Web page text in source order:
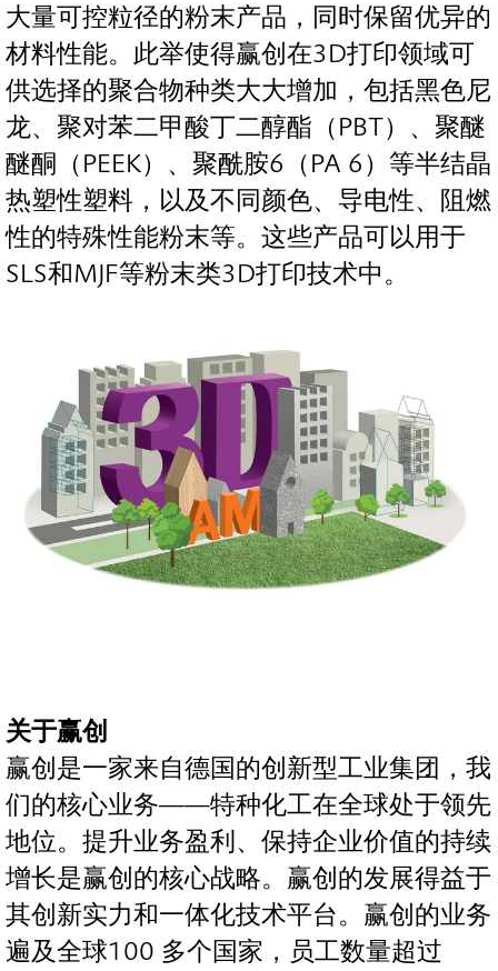
大量可控粒径的粉末产品，同时保留优异的
材料性能。此举使得赢创在3D打印领域可
供选择的聚合物种类大大增加，包括黑色尼
龙、聚对苯二甲酸丁二醇酯（PBT）、聚醚
醚酮（PEEK）、聚酰胺6（PA 6）等半结晶
热塑性塑料，以及不同颜色、导电性、阻燃
性的特殊性能粉末等。这些产品可以用于
SLS和MJF等粉末类3D打印技术中。
关于赢创
赢创是一家来自德国的创新型工业集团，我
们的核心业务——特种化工在全球处于领先
地位。提升业务盈利、保持企业价值的持续
增长是赢创的核心战略。赢创的发展得益于
其创新实力和一体化技术平台。赢创的业务
遍及全球100 多个国家，员工数量超过